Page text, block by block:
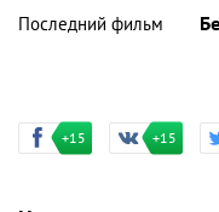
Последний фильм
+15 +15